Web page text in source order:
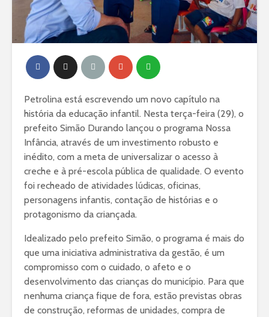
Petrolina está escrevendo um novo capítulo na
história da educação infantil. Nesta terça-feira (29), o
prefeito Simão Durando lançou o programa Nossa
Infância, através de um investimento robusto e
inédito, com a meta de universalizar o acesso à
creche e à pré-escola pública de qualidade. O evento
foi recheado de atividades lúdicas, oficinas,
personagens infantis, contação de histórias e o
protagonismo da criançada.
Idealizado pelo prefeito Simão, o programa é mais do
que uma iniciativa administrativa da gestão, é um
compromisso com o cuidado, o afeto e o
desenvolvimento das crianças do município. Para que
nenhuma criança fique de fora, estão previstas obras
de construção, reformas de unidades, compra de